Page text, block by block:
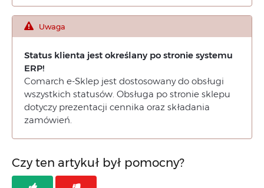
Uwaga
Status klienta jest określany po stronie systemu
ERP!
Comarch e-Sklep jest dostosowany do obsługi
wszystkich statusów. Obsługa po stronie sklepu
dotyczy prezentacji cennika oraz składania
zamówień.
Czy ten artykuł był pomocny?